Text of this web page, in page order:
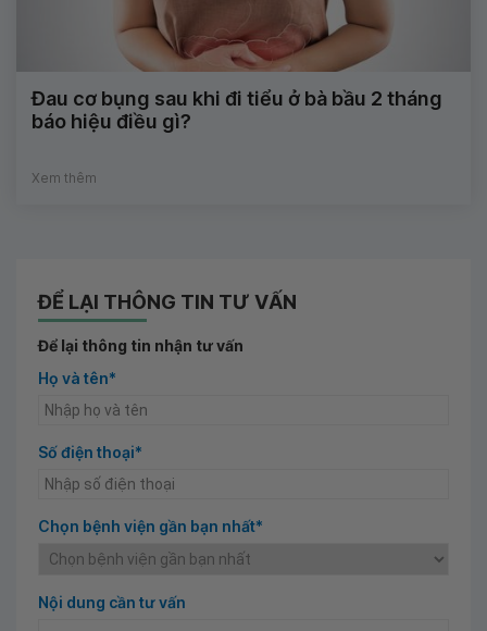
Đau cơ bụng sau khi đi tiểu ở bà bầu 2 tháng
báo hiệu điều gì?
Xem thêm
ĐỂ LẠI THÔNG TIN TƯ VẤN
Để lại thông tin nhận tư vấn
Họ và tên*
Số điện thoại*
Chọn bệnh viện gần bạn nhất*
Nội dung cần tư vấn